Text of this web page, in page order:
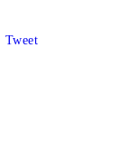
Tweet